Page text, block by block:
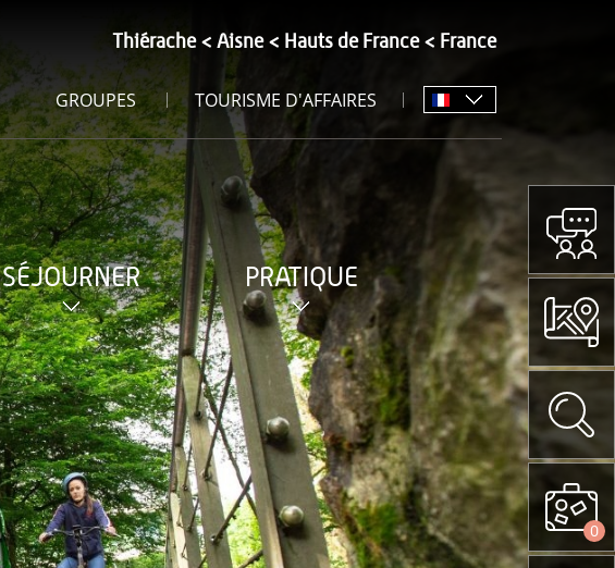
Thiérache Aisne Hauts de France France
GROUPES TOURISME D'AFFAIRES
SÉJOURNER PRATIQUE
0